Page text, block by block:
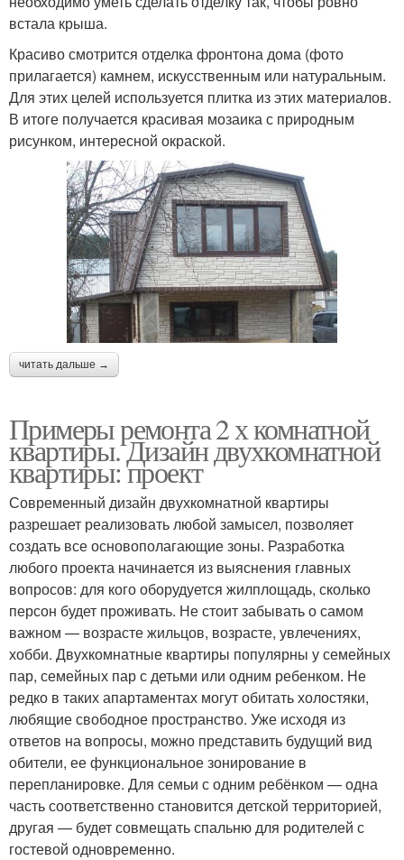
встала крыша.
Красиво смотрится отделка фронтона дома (фото
прилагается) камнем, искусственным или натуральным.
Для этих целей используется плитка из этих материалов.
В итоге получается красивая мозаика с природным
рисунком, интересной окраской.
читать дальше →
Примеры ремонта 2 х комнатной
квартиры. Дизайн двухкомнатной
квартиры: проект
Современный дизайн двухкомнатной квартиры
разрешает реализовать любой замысел, позволяет
создать все основополагающие зоны. Разработка
любого проекта начинается из выяснения главных
вопросов: для кого оборудуется жилплощадь, сколько
персон будет проживать. Не стоит забывать о самом
важном — возрасте жильцов, возрасте, увлечениях,
хобби. Двухкомнатные квартиры популярны у семейных
пар, семейных пар с детьми или одним ребенком. Не
редко в таких апартаментах могут обитать холостяки,
любящие свободное пространство. Уже исходя из
ответов на вопросы, можно представить будущий вид
обители, ее функциональное зонирование в
перепланировке. Для семьи с одним ребёнком — одна
часть соответственно становится детской территорией,
другая — будет совмещать спальню для родителей с
гостевой одновременно.